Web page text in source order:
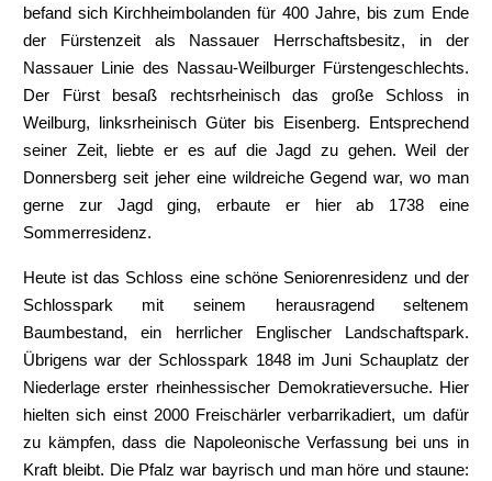
befand sich Kirchheimbolanden für 400 Jahre, bis zum Ende
der Fürstenzeit als Nassauer Herrschaftsbesitz, in der
Nassauer Linie des Nassau-Weilburger Fürstengeschlechts.
Der Fürst besaß rechtsrheinisch das große Schloss in
Weilburg, linksrheinisch Güter bis Eisenberg. Entsprechend
seiner Zeit, liebte er es auf die Jagd zu gehen. Weil der
Donnersberg seit jeher eine wildreiche Gegend war, wo man
gerne zur Jagd ging, erbaute er hier ab 1738 eine
Sommerresidenz.
Heute ist das Schloss eine schöne Seniorenresidenz und der
Schlosspark mit seinem herausragend seltenem
Baumbestand, ein herrlicher Englischer Landschaftspark.
Übrigens war der Schlosspark 1848 im Juni Schauplatz der
Niederlage erster rheinhessischer Demokratieversuche. Hier
hielten sich einst 2000 Freischärler verbarrikadiert, um dafür
zu kämpfen, dass die Napoleonische Verfassung bei uns in
Kraft bleibt. Die Pfalz war bayrisch und man höre und staune: